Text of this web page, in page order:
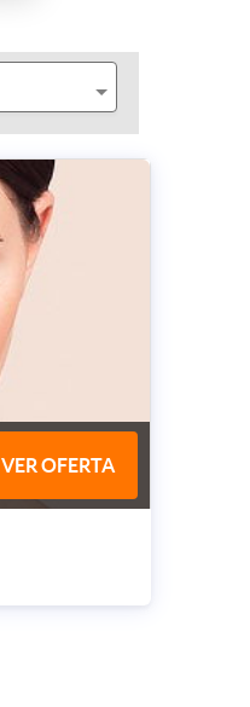
VER OFERTA